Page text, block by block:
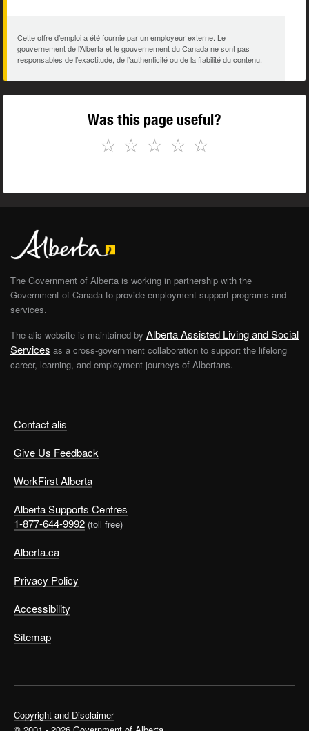
Cette offre d’emploi a été fournie par un employeur externe. Le
gouvernement de l’Alberta et le gouvernement du Canada ne sont pas
responsables de l’exactitude, de l’authenticité ou de la fiabilité du contenu.
Was this page useful?
☆
☆
☆
☆
☆
Contact alis
Give Us Feedback
WorkFirst Alberta
Alberta Supports Centres
1-877-644-9992 (toll free)
Alberta.ca
Privacy Policy
Accessibility
Sitemap
The Government of Alberta is working in partnership with the
Government of Canada to provide employment support programs and
services.
The alis website is maintained by Alberta Assisted Living and Social
Services as a cross-government collaboration to support the lifelong
career, learning, and employment journeys of Albertans.
Copyright and Disclaimer